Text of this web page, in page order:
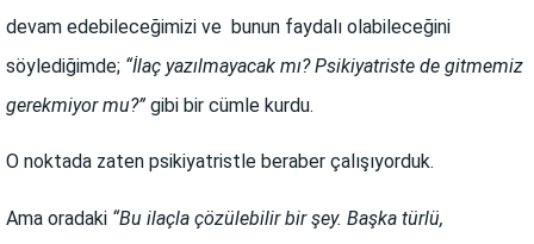
devam edebileceğimizi ve bunun faydalı olabileceğini
söylediğimde; “İlaç yazılmayacak mı? Psikiyatriste de gitmemiz
gerekmiyor mu?” gibi bir cümle kurdu.
O noktada zaten psikiyatristle beraber çalışıyorduk.
Ama oradaki “Bu ilaçla çözülebilir bir şey. Başka türlü,